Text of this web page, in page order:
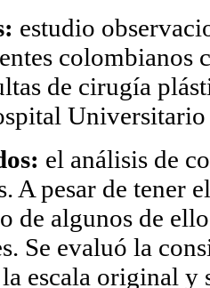
estudio
colombianos
de cirugía
el análisis de
A pesar de tener
de algunos de
Se evaluó la
escala original